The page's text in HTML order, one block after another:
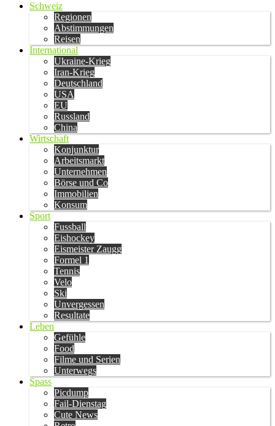
Schweiz
Regionen
Abstimmungen
Reisen
International
Ukraine-Krieg
Iran-Krieg
Deutschland
USA
EU
Russland
China
Wirtschaft
Konjunktur
Arbeitsmarkt
Unternehmen
Börse und Co
Immobilien
Konsum
Sport
Fussball
Eishockey
Eismeister Zaugg
Formel 1
Tennis
Velo
Ski
Unvergessen
Resultate
Leben
Gefühle
Food
Filme und Serien
Unterwegs
Spass
Picdump
Fail-Dienstag
Cute News